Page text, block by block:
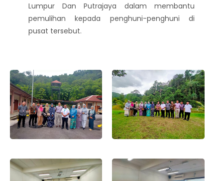
Lumpur Dan Putrajaya dalam membantu
pemulihan kepada penghuni-penghuni di
pusat tersebut.